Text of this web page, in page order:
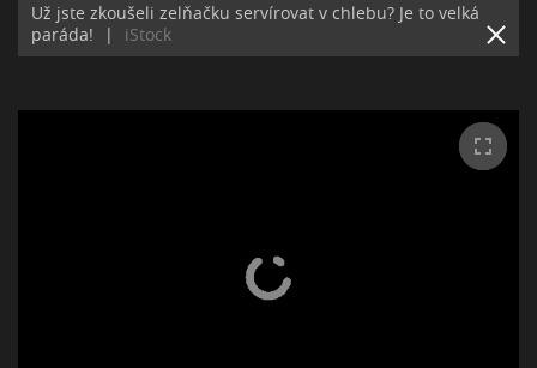
Už jste zkoušeli zelňačku servírovat v chlebu? Je to velká
paráda!
| iStock